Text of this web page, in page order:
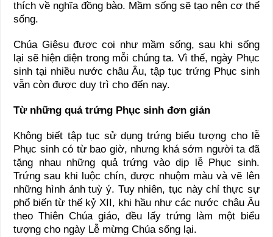
thích về nghĩa đồng bào. Mầm sống sẽ tạo nên cơ thể
sống.
Chúa Giêsu được coi như mầm sống, sau khi sống
lại sẽ hiện diện trong mỗi chúng ta. Vì thế, ngày Phục
sinh tại nhiều nước châu Âu, tập tục trứng Phục sinh
vẫn còn được duy trì cho đến nay.
Từ những quả trứng Phục sinh đơn giản
Không biết tập tục sử dụng trứng biểu tượng cho lễ
Phục sinh có từ bao giờ, nhưng khá sớm người ta đã
tặng nhau những quả trứng vào dịp lễ Phục sinh.
Trứng sau khi luộc chín, được nhuộm màu và vẽ lên
những hình ảnh tuỳ ý. Tuy nhiên, tục này chỉ thực sự
phổ biến từ thế kỷ XII, khi hầu như các nước châu Âu
theo Thiên Chúa giáo, đều lấy trứng làm một biểu
tượng cho ngày Lễ mừng Chúa sống lại.